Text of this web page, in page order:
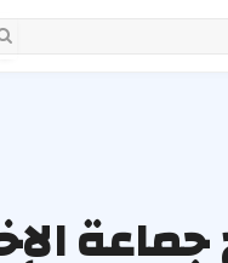
جماعة